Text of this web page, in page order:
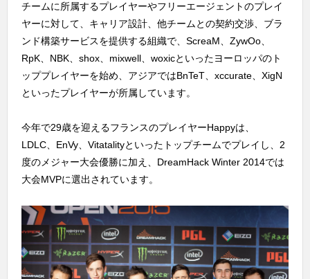
チームに所属するプレイヤーやフリーエージェントのプレイ
ヤーに対して、キャリア設計、他チームとの契約交渉、ブラ
ンド構築サービスを提供する組織で、ScreaM、ZywOo、
RpK、NBK、shox、mixwell、woxicといったヨーロッパのト
ッププレイヤーを始め、アジアではBnTeT、xccurate、XigN
といったプレイヤーが所属しています。
今年で29歳を迎えるフランスのプレイヤーHappyは、
LDLC、EnVy、Vitatalityといったトップチームでプレイし、2
度のメジャー大会優勝に加え、DreamHack Winter 2014では
大会MVPに選出されています。